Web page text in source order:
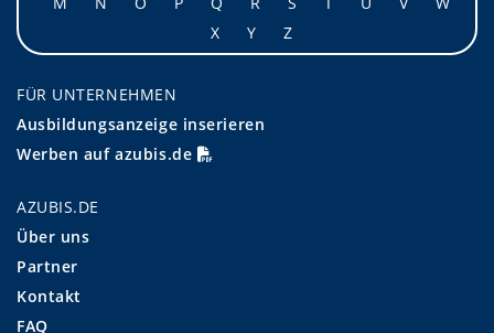
X
Y Z
FÜR UNTERNEHMEN
Ausbildungsanzeige inserieren
Werben auf azubis.de
AZUBIS.DE
Über uns
Partner
Kontakt
FAQ